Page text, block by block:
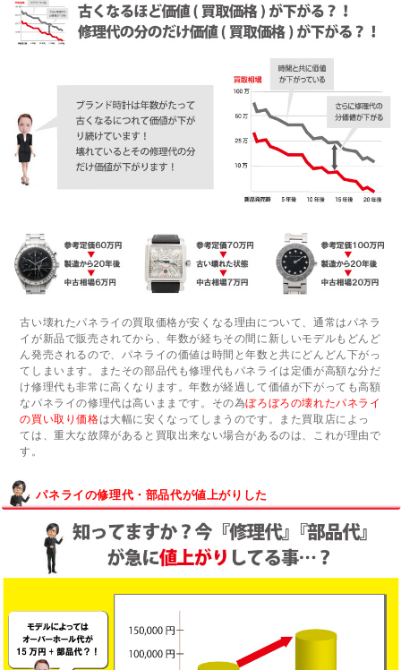
古い壊れたパネライの買取価格が安くなる理由について、通常はパネラ
イが新品で販売されてから、年数が経ちその間に新しいモデルもどんど
ん発売されるので、パネライの価値は時間と年数と共にどんどん下がっ
てしまいます。またその部品代も修理代もパネライは定価が高額な分だ
け修理代も非常に高くなります。年数が経過して価値が下がっても高額
なパネライの修理代は高いままです。その為ぼろぼろの壊れたパネライ
の買い取り価格は大幅に安くなってしまうのです。また買取店によっ
ては、重大な故障があると買取出来ない場合があるのは、これが理由で
す。
パネライの修理代・部品代が値上がりした